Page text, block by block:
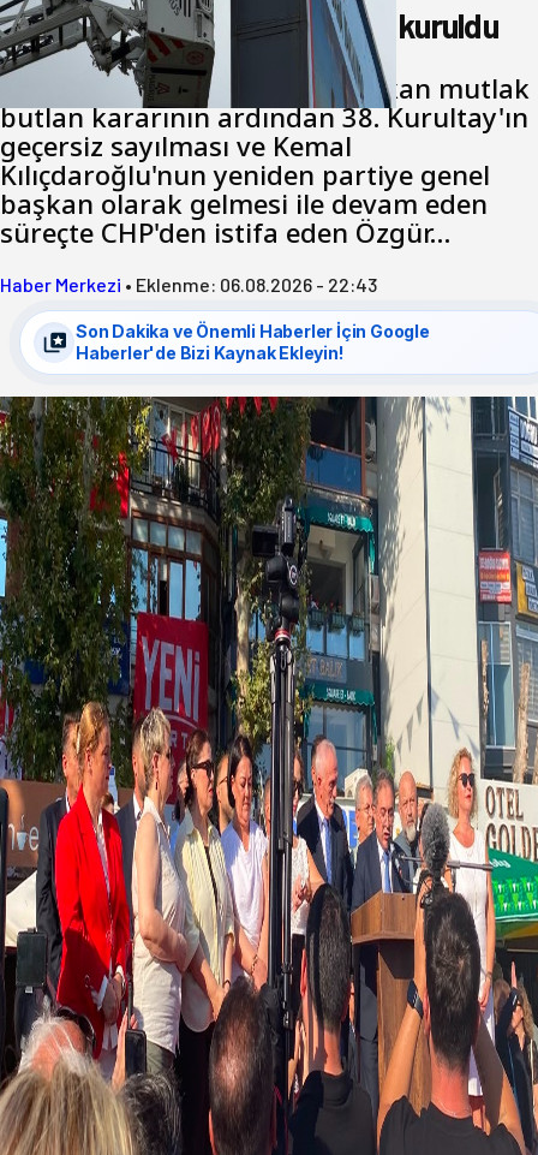
Yeni Parti Bandırma Teşkilatı kuruldu
Cumhuriyet Halk Partisi için çıkan mutlak
butlan kararının ardından 38. Kurultay'ın
geçersiz sayılması ve Kemal
Kılıçdaroğlu'nun yeniden partiye genel
başkan olarak gelmesi ile devam eden
süreçte CHP'den istifa eden Özgür…
Haber Merkezi • Eklenme: 06.08.2026 - 22:43
Son Dakika ve Önemli Haberler İçin Google
Haberler'de Bizi Kaynak Ekleyin!